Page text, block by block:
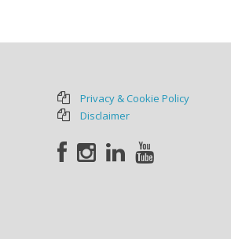
Privacy & Cookie Policy
Disclaimer